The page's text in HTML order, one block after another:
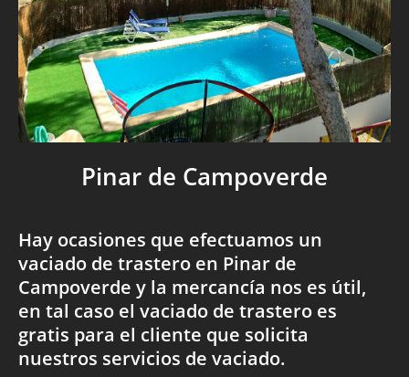
Pinar de Campoverde
Hay ocasiones que efectuamos un
vaciado de trastero en Pinar de
Campoverde y la mercancía nos es útil,
en tal caso el vaciado de trastero es
gratis para el cliente que solicita
nuestros servicios de vaciado.